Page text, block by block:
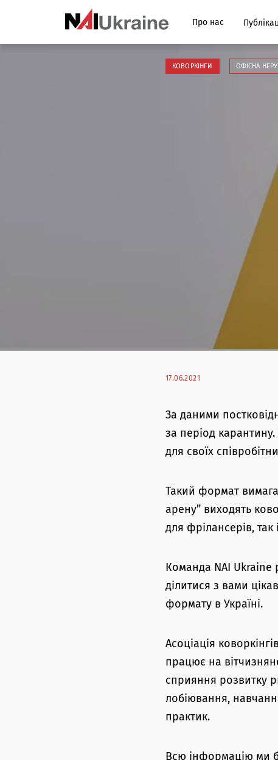
Про нас
КОВОРКІНГИ ОФІСНА
17.06.2021
За даними
за період
для своїх
Такий формат
арену” виходять
для фрілансерів,
Команда NAI Ukraine
ділитися з вами
формату в Україні.
Асоціація
працює на
сприяння розвитку
лобіювання,
практик.
Всю інформацію ми